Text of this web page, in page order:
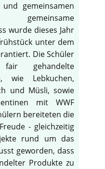
gemeinsamen
wurde dieses Jahr
unter dem
Die Schüler
gehandelte
wie Lebkuchen,
und Müsli, sowie
mit WWF
bereiteten die
- gleichzeitig
rund um das
geworden, dass
Produkte zu